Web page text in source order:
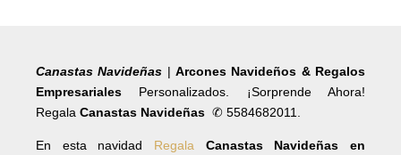
Canastas Navideñas |Arcones Navideños & Regalos
Empresariales Personalizados. ¡Sorprende Ahora!
Regala Canastas Navideñas ✆ 5584682011.
En esta navidad Regala Canastas Navideñas en